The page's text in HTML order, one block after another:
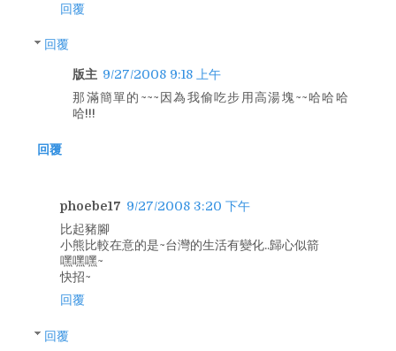
回覆
回覆
版主 9/27/2008 9:18 上午
那滿簡單的~~~因為我偷吃步用高湯塊~~哈哈哈
哈!!!
回覆
phoebe17 9/27/2008 3:20 下午
比起豬腳
小熊比較在意的是~台灣的生活有變化..歸心似箭
嘿嘿嘿~
快招~
回覆
回覆